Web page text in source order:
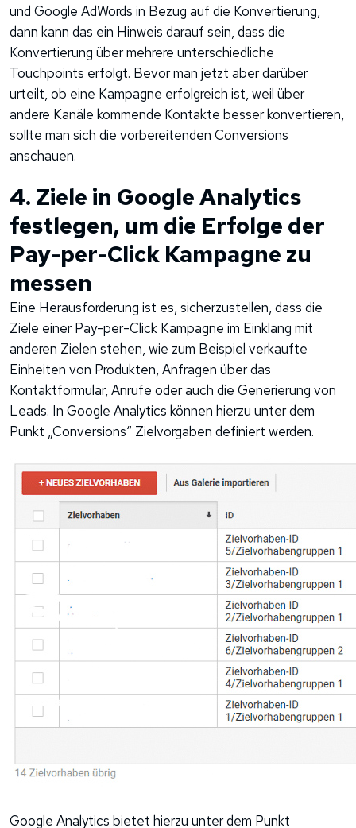
und Google AdWords in Bezug auf die Konvertierung,
dann kann das ein Hinweis darauf sein, dass die
Konvertierung über mehrere unterschiedliche
Touchpoints erfolgt. Bevor man jetzt aber darüber
urteilt, ob eine Kampagne erfolgreich ist, weil über
andere Kanäle kommende Kontakte besser konvertieren,
sollte man sich die vorbereitenden Conversions
anschauen.
4. Ziele in Google Analytics
festlegen, um die Erfolge der
Pay-per-Click Kampagne zu
messen
Eine Herausforderung ist es, sicherzustellen, dass die
Ziele einer Pay-per-Click Kampagne im Einklang mit
anderen Zielen stehen, wie zum Beispiel verkaufte
Einheiten von Produkten, Anfragen über das
Kontaktformular, Anrufe oder auch die Generierung von
Leads. In Google Analytics können hierzu unter dem
Punkt „Conversions“ Zielvorgaben definiert werden.
Google Analytics bietet hierzu unter dem Punkt